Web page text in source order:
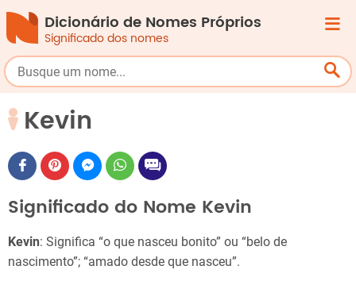
Dicionário de Nomes Próprios
Significado dos nomes
Kevin
Significado do Nome Kevin
Kevin: Significa “o que nasceu bonito” ou “belo de
nascimento”; “amado desde que nasceu”.